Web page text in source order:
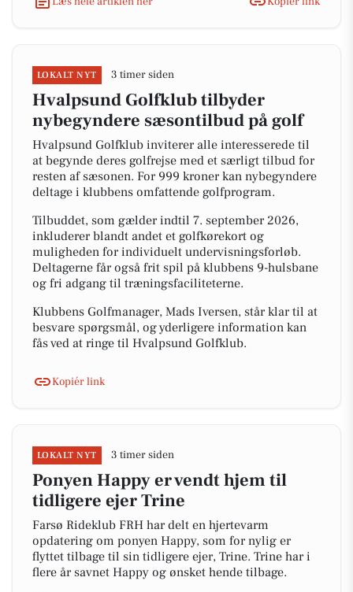
LOKALT NYT 3 timer siden
Hvalpsund Golfklub tilbyder
nybegyndere sæsontilbud på golf
Hvalpsund Golfklub inviterer alle interesserede til
at begynde deres golfrejse med et særligt tilbud for
resten af sæsonen. For 999 kroner kan nybegyndere
deltage i klubbens omfattende golfprogram.
Tilbuddet, som gælder indtil 7. september 2026,
inkluderer blandt andet et golfkørekort og
muligheden for individuelt undervisningsforløb.
Deltagerne får også frit spil på klubbens 9-hulsbane
og fri adgang til træningsfaciliteterne.
Klubbens Golfmanager, Mads Iversen, står klar til at
besvare spørgsmål, og yderligere information kan
fås ved at ringe til Hvalpsund Golfklub.
Kopiér link
LOKALT NYT 3 timer siden
Ponyen Happy er vendt hjem til
tidligere ejer Trine
Farsø Rideklub FRH har delt en hjertevarm
opdatering om ponyen Happy, som for nylig er
flyttet tilbage til sin tidligere ejer, Trine. Trine har i
flere år savnet Happy og ønsket hende tilbage.